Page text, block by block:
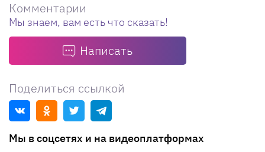
Комментарии
Мы знаем, вам есть что сказать!
Написать
Поделиться ссылкой
Мы в соцсетях и на видеоплатформах